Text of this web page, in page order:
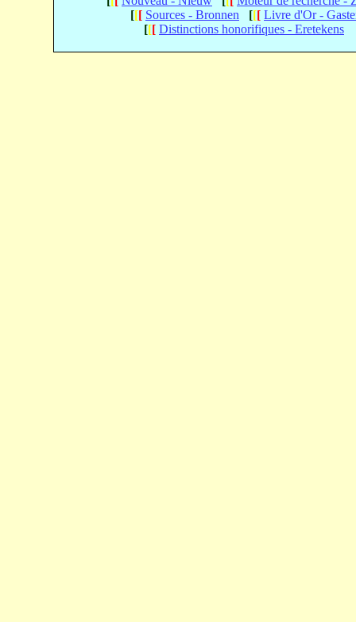
[[[ Sources - Bronnen [[[ Livre d'Or -
[[[ Distinctions honorifiques - Eretekens